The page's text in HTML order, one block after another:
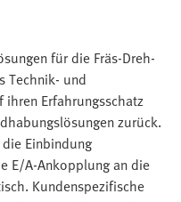
für die Fräs-Dreh-
Technik- und
Erfahrungsschatz
zurück.
Einbindung
E/A-Ankopplung an die
Kundenspezifische